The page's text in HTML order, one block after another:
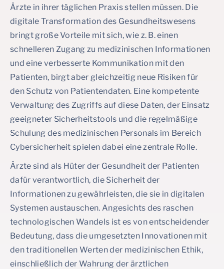
Ärzte in ihrer täglichen Praxis stellen müssen. Die
digitale Transformation des Gesundheitswesens
bringt große Vorteile mit sich, wie z. B. einen
schnelleren Zugang zu medizinischen Informationen
und eine verbesserte Kommunikation mit den
Patienten, birgt aber gleichzeitig neue Risiken für
den Schutz von Patientendaten. Eine kompetente
Verwaltung des Zugriffs auf diese Daten, der Einsatz
geeigneter Sicherheitstools und die regelmäßige
Schulung des medizinischen Personals im Bereich
Cybersicherheit spielen dabei eine zentrale Rolle.
Ärzte sind als Hüter der Gesundheit der Patienten
dafür verantwortlich, die Sicherheit der
Informationen zu gewährleisten, die sie in digitalen
Systemen austauschen. Angesichts des raschen
technologischen Wandels ist es von entscheidender
Bedeutung, dass die umgesetzten Innovationen mit
den traditionellen Werten der medizinischen Ethik,
einschließlich der Wahrung der ärztlichen